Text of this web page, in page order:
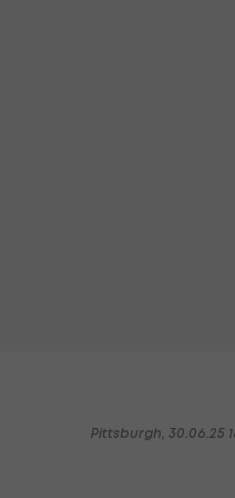
Pittsburgh, 30.06.25